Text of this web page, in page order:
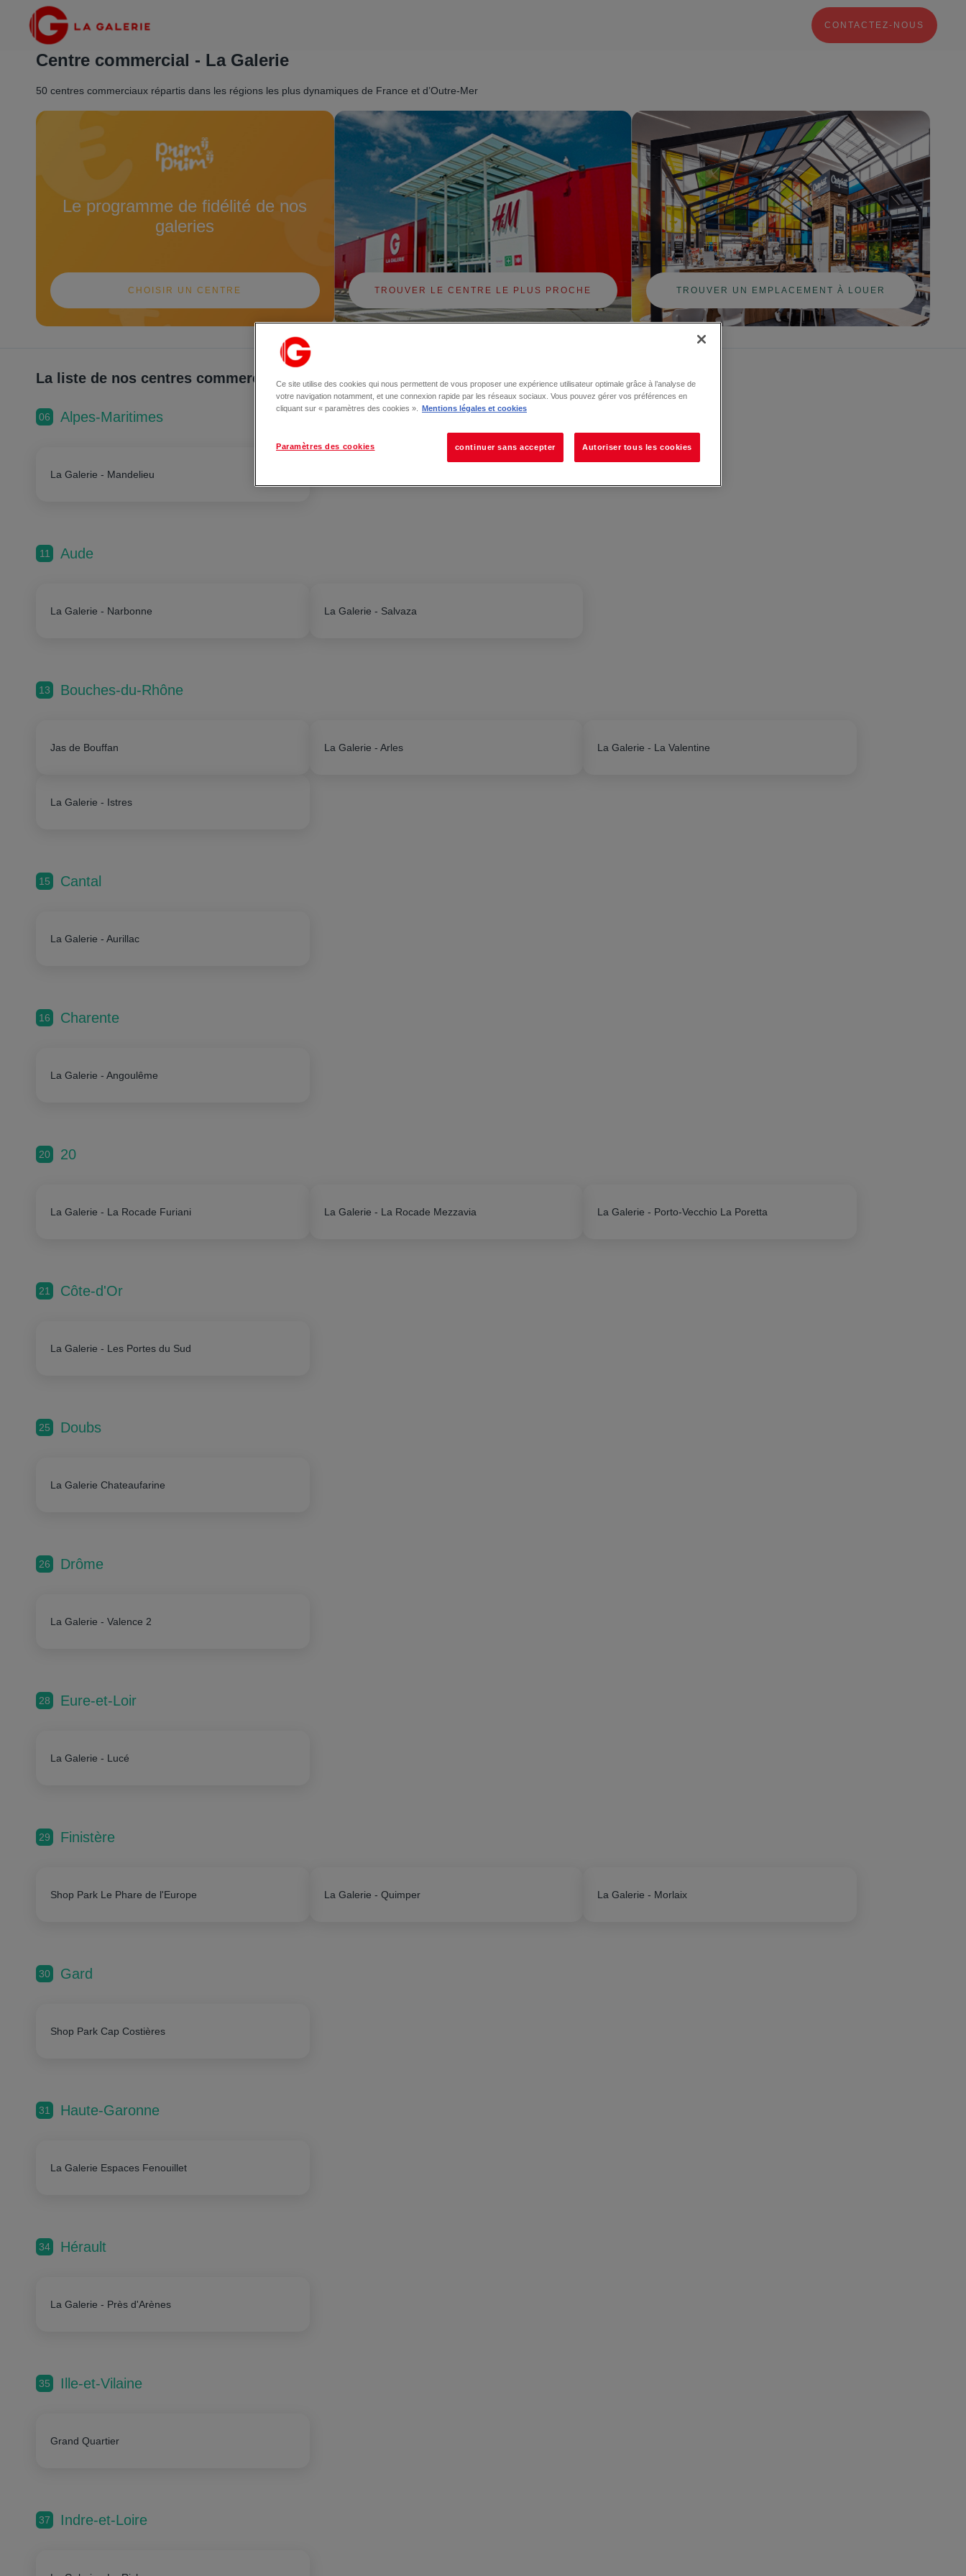
CONTACTEZ-NOUS
Centre commercial - La Galerie
50 centres commerciaux répartis dans les régions les plus dynamiques de France et d’Outre-Mer
Le programme de fidélité de nos
galeries
CHOISIR UN CENTRE TROUVER LE CENTRE LE PLUS PROCHE TROUVER UN EMPLACEMENT À LOUER
La liste de nos centres commerciaux
06 Alpes-Maritimes
La Galerie - Mandelieu
11 Aude
La Galerie - Narbonne La Galerie - Salvaza
13 Bouches-du-Rhône
Jas de Bouffan La Galerie - Arles La Galerie - La Valentine
La Galerie - Istres
15 Cantal
La Galerie - Aurillac
16 Charente
La Galerie - Angoulême
20 20
La Galerie - La Rocade Furiani La Galerie - La Rocade Mezzavia La Galerie - Porto-Vecchio La Poretta
21 Côte-d'Or
La Galerie - Les Portes du Sud
25 Doubs
La Galerie Chateaufarine
26 Drôme
La Galerie - Valence 2
28 Eure-et-Loir
La Galerie - Lucé
29 Finistère
Shop Park Le Phare de l'Europe La Galerie - Quimper La Galerie - Morlaix
30 Gard
Shop Park Cap Costières
31 Haute-Garonne
La Galerie Espaces Fenouillet
34 Hérault
La Galerie - Près d'Arènes
35 Ille-et-Vilaine
Grand Quartier
37 Indre-et-Loire
Ce site utilise des cookies qui nous permettent de vous proposer une expérience utilisateur optimale grâce à l’analyse de
votre navigation notamment, et une connexion rapide par les réseaux sociaux. Vous pouvez gérer vos préférences en
cliquant sur « paramètres des cookies ».
Mentions légales et cookies
Paramètres des cookies continuer sans accepter Autoriser tous les cookies